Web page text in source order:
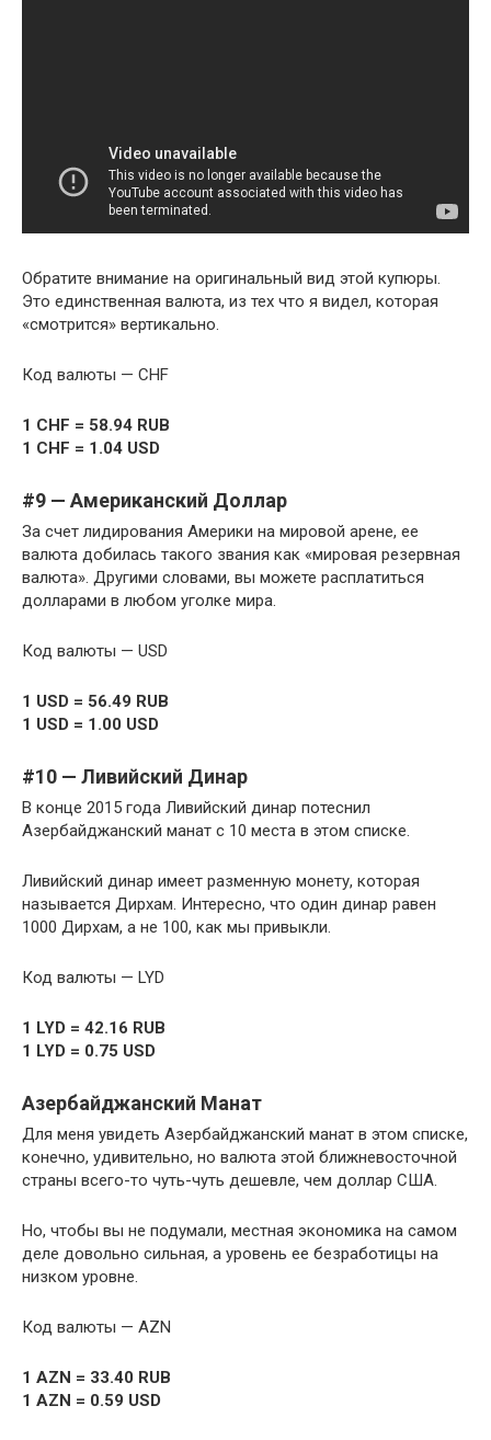
Обратите внимание на оригинальный вид этой купюры.
Это единственная валюта, из тех что я видел, которая
«смотрится» вертикально.
Код валюты — CHF
1 CHF = 58.94 RUB
1 CHF = 1.04 USD
#9 — Американский Доллар
За счет лидирования Америки на мировой арене, ее
валюта добилась такого звания как «мировая резервная
валюта». Другими словами, вы можете расплатиться
долларами в любом уголке мира.
Код валюты — USD
1 USD = 56.49 RUB
1 USD = 1.00 USD
#10 — Ливийский Динар
В конце 2015 года Ливийский динар потеснил
Азербайджанский манат с 10 места в этом списке.
Ливийский динар имеет разменную монету, которая
называется Дирхам. Интересно, что один динар равен
1000 Дирхам, а не 100, как мы привыкли.
Код валюты — LYD
1 LYD = 42.16 RUB
1 LYD = 0.75 USD
Азербайджанский Манат
Для меня увидеть Азербайджанский манат в этом списке,
конечно, удивительно, но валюта этой ближневосточной
страны всего-то чуть-чуть дешевле, чем доллар США.
Но, чтобы вы не подумали, местная экономика на самом
деле довольно сильная, а уровень ее безработицы на
низком уровне.
Код валюты — AZN
1 AZN = 33.40 RUB
1 AZN = 0.59 USD